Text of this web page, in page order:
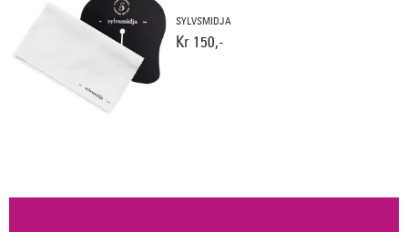
SYLVSMIDJA
Kr 150,-